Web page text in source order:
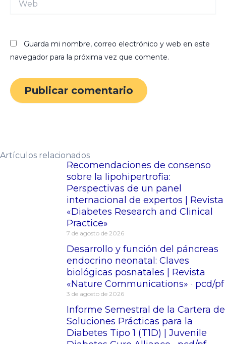
Guarda mi nombre, correo electrónico y web en este
navegador para la próxima vez que comente.
Artículos relacionados
Recomendaciones de consenso
sobre la lipohipertrofia:
Perspectivas de un panel
internacional de expertos | Revista
«Diabetes Research and Clinical
Practice»
7 de agosto de 2026
Desarrollo y función del páncreas
endocrino neonatal: Claves
biológicas posnatales | Revista
«Nature Communications» · pcd/pf
3 de agosto de 2026
Informe Semestral de la Cartera de
Soluciones Prácticas para la
Diabetes Tipo 1 (T1D) | Juvenile